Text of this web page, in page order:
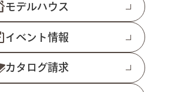
モデルハウス
イベント情報
カタログ請求